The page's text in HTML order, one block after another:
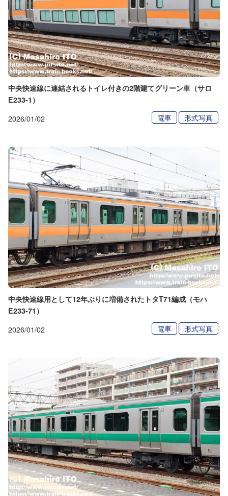
中央快速線に連結されるトイレ付きの2階建てグリーン車（サロ
E233-1）
2026/01/02 電車 形式写真
中央快速線用として12年ぶりに増備されたトタT71編成（モハ
E233-71）
2026/01/02 電車 形式写真